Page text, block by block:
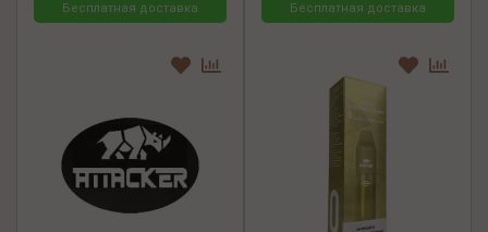
Бесплатная доставка Бесплатная доставка